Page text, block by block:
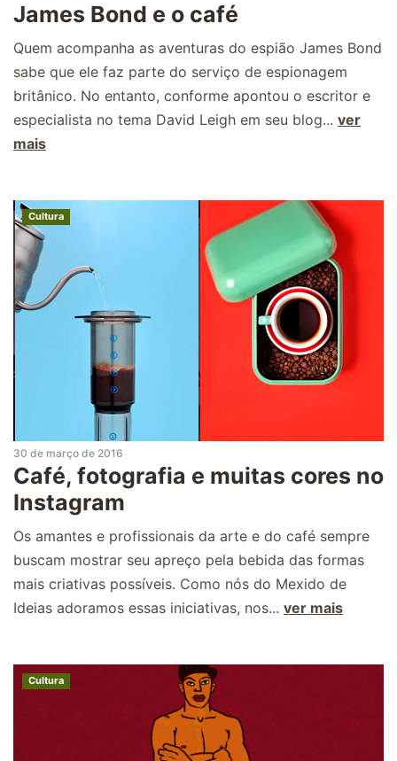
James Bond e o café
Quem acompanha as aventuras do espião James Bond
sabe que ele faz parte do serviço de espionagem
britânico. No entanto, conforme apontou o escritor e
especialista no tema David Leigh em seu blog... ver
mais
Cultura
30 de março de 2016
Café, fotografia e muitas cores no
Instagram
Os amantes e profissionais da arte e do café sempre
buscam mostrar seu apreço pela bebida das formas
mais criativas possíveis. Como nós do Mexido de
Ideias adoramos essas iniciativas, nos... ver mais
Cultura